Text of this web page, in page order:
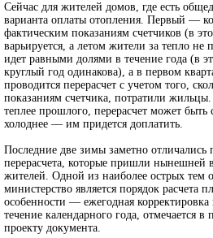
Сейчас для жителей домов, где есть
варианта оплаты отопления. Первый —
фактическим показаниям счетчиков (в
варьируется, а летом жители за тепло не
идет равными долями в течение года (в
круглый год одинакова), а в первом
проводится перерасчет с учетом того,
показаниям счетчика, потратили жильцы.
теплее прошлого, перерасчет может
холоднее — им придется доплатить.
Последние две зимы заметно
перерасчета, которые пришли нынешней
жителей. Одной из наиболее острых тем
министерство является порядок расчета
особенности — ежегодная корректировка
течение календарного года, отмечается в
проекту документа.